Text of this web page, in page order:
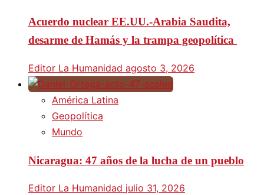
Acuerdo nuclear EE.UU.-Arabia Saudita,
desarme de Hamás y la trampa geopolítica
Editor La Humanidad agosto 3, 2026
América Latina
Geopolítica
Mundo
Nicaragua: 47 años de la lucha de un pueblo
Editor La Humanidad julio 31, 2026